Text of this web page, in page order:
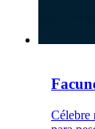
Célebre